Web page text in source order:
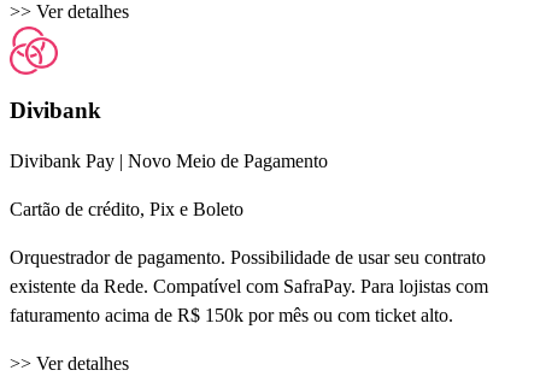
>> Ver detalhes
Divibank
Divibank Pay | Novo Meio de Pagamento
Cartão de crédito, Pix e Boleto
Orquestrador de pagamento. Possibilidade de usar seu contrato
existente da Rede. Compatível com SafraPay. Para lojistas com
faturamento acima de R$ 150k por mês ou com ticket alto.
>> Ver detalhes